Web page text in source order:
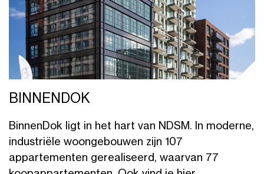
BINNENDOK
BinnenDok ligt in het hart van NDSM. In moderne,
industriële woongebouwen zijn 107
appartementen gerealiseerd, waarvan 77